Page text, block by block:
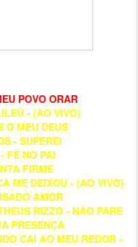
POVO ORAR
- (AO VIVO)
O MEU DEUS
- SUPEREI
FÉ NO PAI
FIRME
ME DEIXOU - (AO VIVO)
AMOR
RIZZO - NÃO PARE
PRESENÇA
CAI AO MEU REDOR -